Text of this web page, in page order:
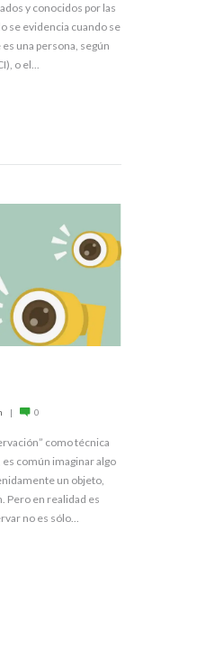
y conocidos por las
se evidencia cuando se
una persona, según
o el...
0
como técnica
común imaginar algo
un objeto,
Pero en realidad es
no es sólo...